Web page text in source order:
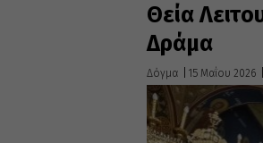
Θεία
Δράμα
Δόγμα 15 Μαΐου 2026